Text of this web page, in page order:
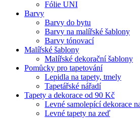
Fólie UNI
Barvy
Barvy do bytu
Barvy na malířské šablony
Barvy tónovací
Malířské šablony
Malířské dekorační šablony
Pomůcky pro tapetování
Lepidla na tapety, tmely
Tapetářské nářadí
Tapety a dekorace od 90 Kč
Levné samolepící dekorace
Levné tapety na zeď